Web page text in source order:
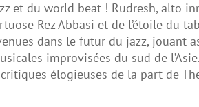
et du world beat ! Rudresh, alto
Rez Abbasi et de l’étoile du
dans le futur du jazz, jouant
improvisées du sud de
élogieuses de la part de